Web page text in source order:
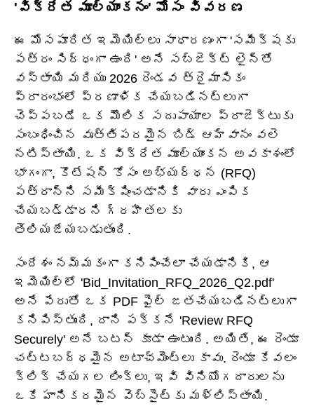
'విక్రేత మూల్యాంకనం' మోసం వివరణ
ఈ మోసపూరిత ఇమెయిల్‌లు సాధారణంగా 'సమీక్షకు
పత్రం సిద్ధంగా ఉంది' అనే సబ్జెక్ట్ లైన్‌తో
వస్తాయి మరియు 2026 రెండవ త్రైమాసికం
ప్రారంభంలో ప్రణాళిక చేయబడినట్లుగా
చెప్పబడే ఒక మౌలిక సదుపాయాల ప్రాజెక్టుకు
సంబంధించిన వృత్తిపరమైన బిడ్ ఆహ్వానం వలె
నటిస్తాయి. ఒక విక్రేత మూల్యాంకన అవకాశంలో
భాగంగా, కొటేషన్ కోసం అభ్యర్థన (RFQ)
పత్రాన్ని సమీక్షించడానికి వారు ఎంపిక
చేయబడ్డారని గ్రహీతలకు
తెలియజేయబడుతుంది.
సందేశం నమ్మకంగా కనిపించేలా చేయడానికి, ఆ
ఇమెయిల్‌లో 'Bid_Invitation_RFQ_2026_Q2.pdf'
అనే పేరుతో ఒక PDF ఫైల్ జతచేయబడినట్లుగా
కనిపిస్తుంది, దాని పక్కనే 'Review RFQ
Securely' అనే బటన్ కూడా ఉంటుంది. అయితే, ఈ రెండూ
చట్టబద్ధమైన అటాచ్‌మెంట్‌లు కావు. రెండూ కేవలం
క్లిక్ చేయగల లింక్‌లు, ఇవి వినియోగదారులను
ఒకే హానికరమైన వెబ్‌సైట్‌కు మళ్లిస్తాయి.